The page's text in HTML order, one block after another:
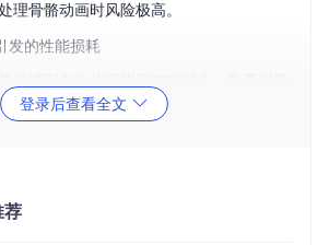
理骨骼动画时风险极高。
发的性能损耗
据导致法线贴图渲染异常、保留非变形骨
三角化的多边形在实时渲染中产生性能瓶
登录后查看全文
荐